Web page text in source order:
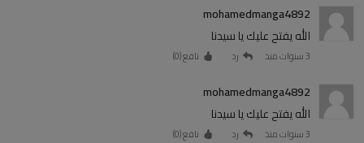
mohamedmanga4892
الله يفتح عليك يا سيدنا
3 سنوات منذ رد نافع (0
)
mohamedmanga4892
الله يفتح عليك يا سيدنا
3 سنوات منذ رد نافع (0
)